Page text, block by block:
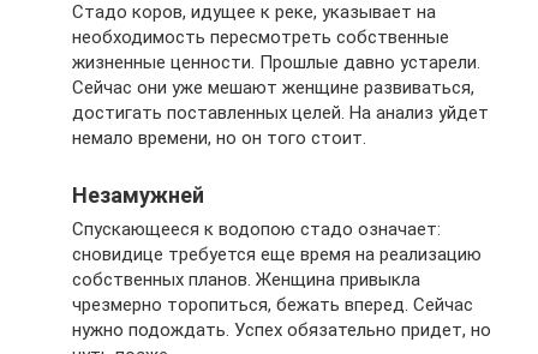
Стадо коров, идущее к реке, указывает на
необходимость пересмотреть собственные
жизненные ценности. Прошлые давно устарели.
Сейчас они уже мешают женщине развиваться,
достигать поставленных целей. На анализ уйдет
немало времени, но он того стоит.
Незамужней
Спускающееся к водопою стадо означает:
сновидице требуется еще время на реализацию
собственных планов. Женщина привыкла
чрезмерно торопиться, бежать вперед. Сейчас
нужно подождать. Успех обязательно придет, но